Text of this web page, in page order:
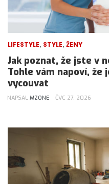
LIFESTYLE, STYLE, ŽENY
Jak poznat, že jste v
Tohle vám napoví, že
vycouvat
NAPSAL MZONE ČVC 27, 2026